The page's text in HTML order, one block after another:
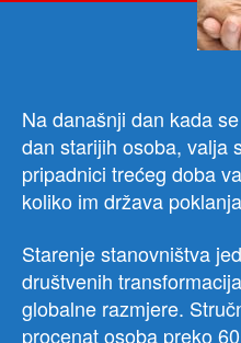
Na današnji dan kada
dan starijih osoba, valja
pripadnici trećeg doba
koliko im država
Starenje stanovništva
društvenih
globalne razmjere.
procenat osoba preko